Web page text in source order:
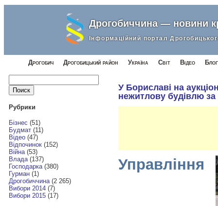
Дрогобиччина — новини
Інформаційний портал
Дрогобич Дрогобицький район Україна Світ Відео
Найти:
Рубрики
Бізнес (51)
Будмат(11)
Відео(47)
Відпочинок(152)
Війна(53)
Влада(137)
Господарка(380)
Гурман(1)
Дрогобиччина(2 265)
Вибори 2014(7)
Вибори 2015(17)
У Бориславі на
нежитлову будівлю за
Управління